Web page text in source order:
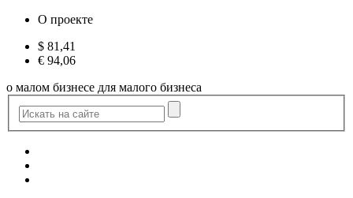
О проекте
$ 81,41
€ 94,06
о малом бизнесе для малого бизнеса